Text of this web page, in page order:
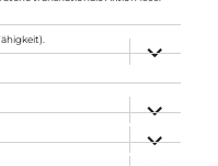
anzeigen
anzeigen
anzeigen